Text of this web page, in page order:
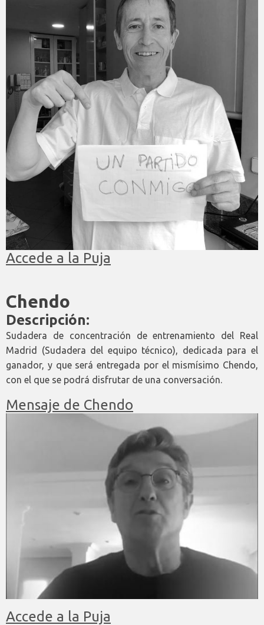
Accede a la Puja
Chendo
Descripción:
Sudadera de concentración de entrenamiento del Real
Madrid (Sudadera del equipo técnico), dedicada para el
ganador, y que será entregada por el mismísimo Chendo,
con el que se podrá disfrutar de una conversación.
Mensaje de Chendo
Accede a la Puja